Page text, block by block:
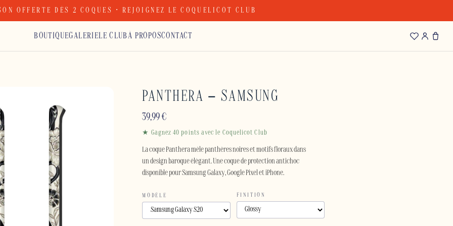
OFFERTE DÈS 2 COQUES · REJOIGNEZ LE COQUELICOT CLUB
BOUTIQUEGALERIELE CLUBÀ PROPOSCONTACT
PANTHERA – SAMSUNG
39,99€
★ Gagnez 40 points avec le Coquelicot Club
La coque Panthera mêle panthères noires et motifs floraux dans
un design baroque élégant. Une coque de protection antichoc
disponible pour Samsung Galaxy, Google Pixel et iPhone.
MODÈLE FINITION